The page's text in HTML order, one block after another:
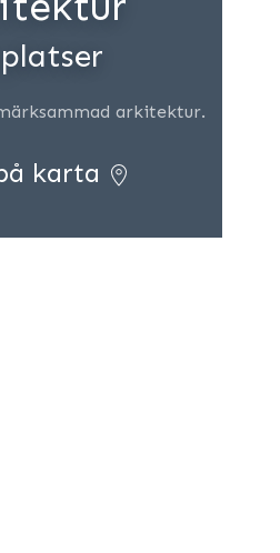
arkitektur.
karta